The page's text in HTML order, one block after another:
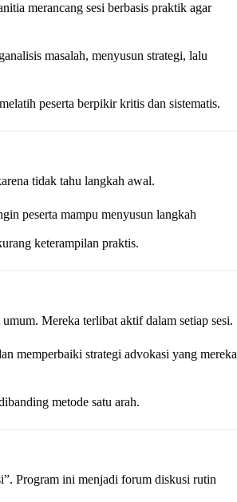
merancang sesi berbasis praktik agar
masalah, menyusun strategi, lalu
peserta berpikir kritis dan sistematis.
tidak tahu langkah awal.
peserta mampu menyusun langkah
keterampilan praktis.
Mereka terlibat aktif dalam setiap sesi.
memperbaiki strategi advokasi yang mereka
metode satu arah.
Program ini menjadi forum diskusi rutin